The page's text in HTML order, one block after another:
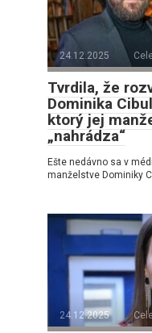
24.12.2025
Tvrdila, že
Dominika
ktorý jej
„nahrádza“
Ešte nedávno sa v
manželstve Dominiky
24.12.2025